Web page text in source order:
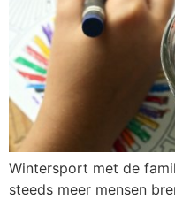
Wintersport met de
steeds meer mensen